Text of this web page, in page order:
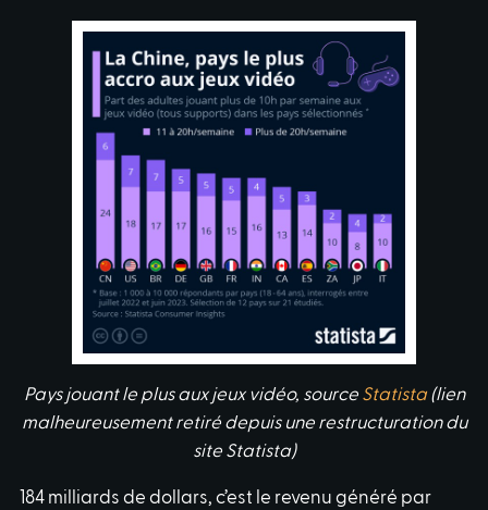
Pays jouant le plus aux jeux vidéo, source Statista (lien
malheureusement retiré depuis une restructuration du
site Statista)
184 milliards de dollars, c’est le revenu généré par